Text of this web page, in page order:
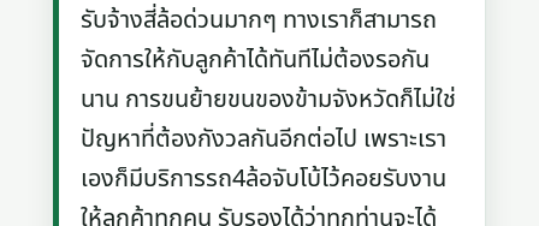
รับจ้างสี่ล้อด่วนมากๆ ทางเราก็สามารถ
จัดการให้กับลูกค้าได้ทันทีไม่ต้องรอกัน
นาน การขนย้ายขนของข้ามจังหวัดก็ไม่ใช่
ปัญหาที่ต้องกังวลกันอีกต่อไป เพราะเรา
เองก็มีบริการรถ4ล้อจับโบ้ไว้คอยรับงาน
ให้ลูกค้าทุกคน รับรองได้ว่าทุกท่านจะได้